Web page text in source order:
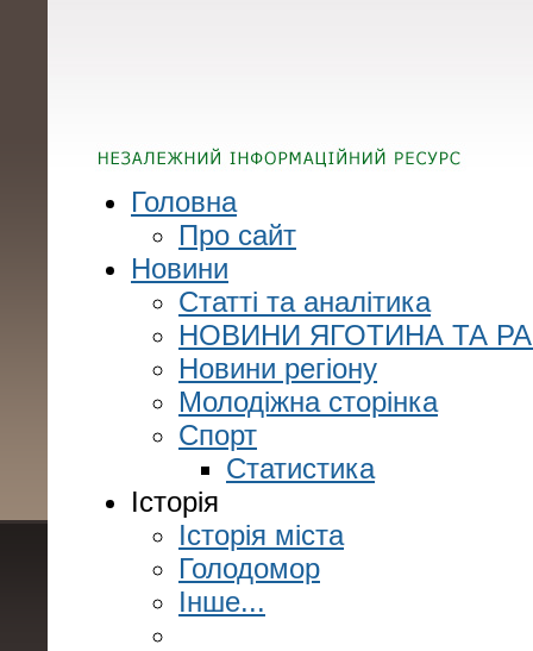
Головна
Про сайт
Новини
Статті та аналітика
НОВИНИ ЯГОТИНА ТА
Новини регіону
Молодіжна сторінка
Спорт
Статистика
Історія
Історія міста
Голодомор
Інше...